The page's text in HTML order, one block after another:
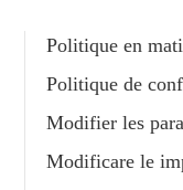
Politique en
Politique de
Modifier les
Modificare le